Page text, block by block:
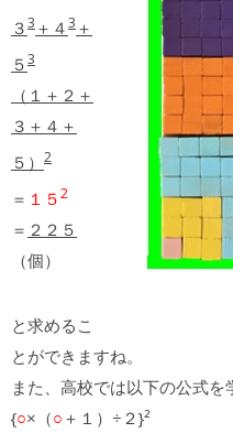
３3 ＋４3 ＋
５3
（１＋２＋
３＋４＋
５） 2
＝ １５2
＝ ２２５
（個）
と求めるこ
とができますね。
また、高校では以下の公式を
{○×（○ ＋１）÷２}²